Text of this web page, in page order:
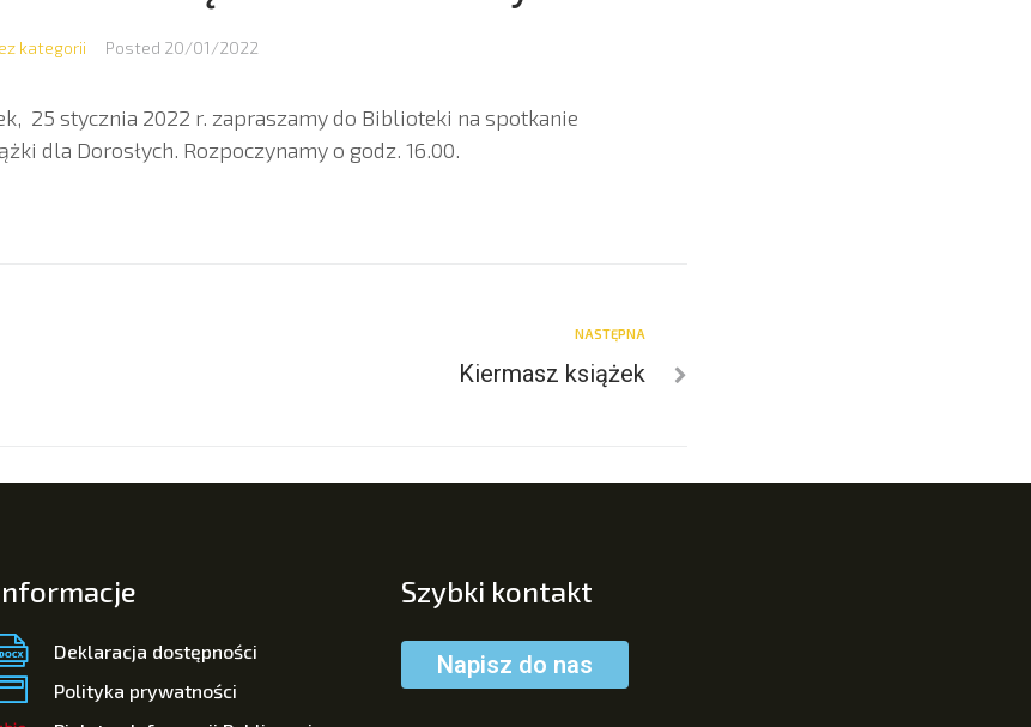
kategorii Posted 20/01/2022
25 stycznia 2022 r. zapraszamy do Biblioteki na spotkanie
dla Dorosłych. Rozpoczynamy o godz. 16.00.
NASTĘPNA
Kiermasz książek
Deklaracja dostępności
Polityka prywatności
Szybki kontakt
Napisz do nas